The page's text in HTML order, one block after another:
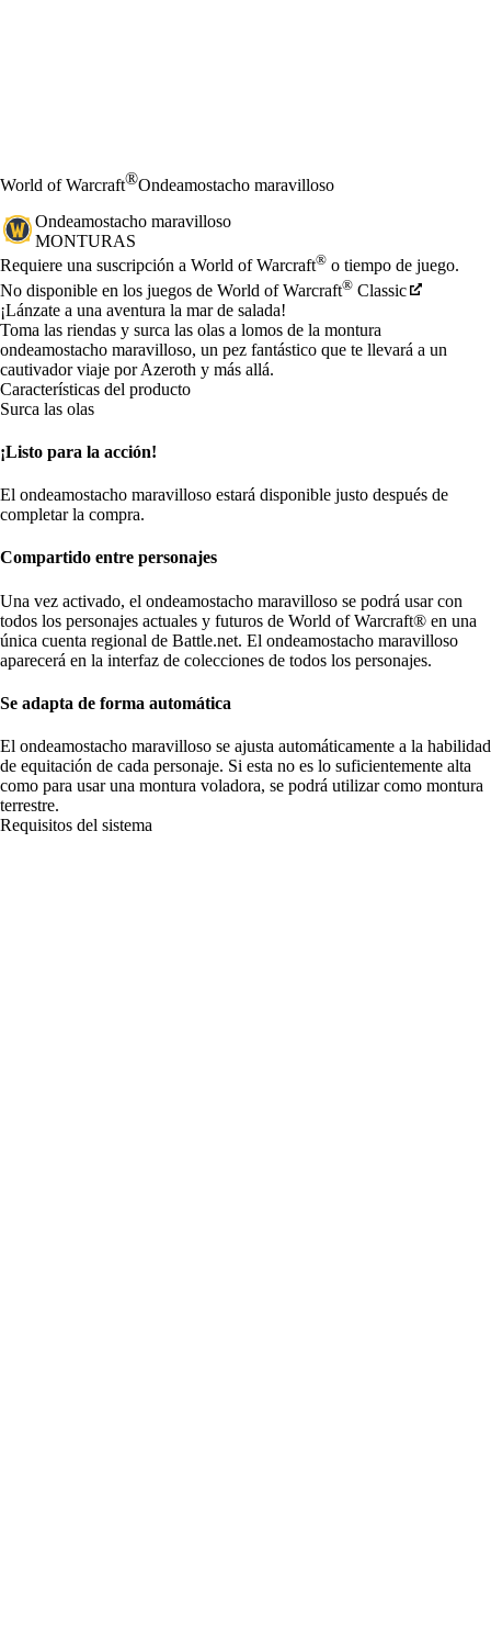
World of Warcraft®Ondeamostacho maravilloso
Ondeamostacho maravilloso
MONTURAS
Precio
Available actions
Requiere una suscripción a World of Warcraft® o tiempo de juego.
No disponible en los juegos de World of Warcraft® Classic
¡Lánzate a una aventura la mar de salada!
Toma las riendas y surca las olas a lomos de la montura
ondeamostacho maravilloso, un pez fantástico que te llevará a un
cautivador viaje por Azeroth y más allá.
Características del producto
Surca las olas
¡Listo para la acción!
El ondeamostacho maravilloso estará disponible justo después de
completar la compra.
Compartido entre personajes
Una vez activado, el ondeamostacho maravilloso se podrá usar con
todos los personajes actuales y futuros de World of Warcraft® en una
única cuenta regional de Battle.net. El ondeamostacho maravilloso
aparecerá en la interfaz de colecciones de todos los personajes.
Se adapta de forma automática
El ondeamostacho maravilloso se ajusta automáticamente a la habilidad
de equitación de cada personaje. Si esta no es lo suficientemente alta
como para usar una montura voladora, se podrá utilizar como montura
terrestre.
Requisitos del sistema